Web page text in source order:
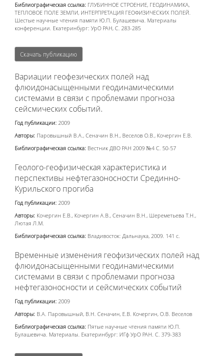
Библиографическая ссылка: ГЛУБИННОЕ СТРОЕНИЕ, ГЕОДИНАМИКА,
ТЕПЛОВОЕ ПОЛЕ ЗЕМЛИ, ИНТЕРПРЕТАЦИЯ ГЕОФИЗИЧЕСКИХ ПОЛЕЙ.
Шестые научные чтения памяти Ю.П. Булашевича. Материалы
конференции. Екатеринбург: УрО РАН, С. 283-285
Скачать публикацию
Вариации геофезических полей над
флюидонасыщенными геодинамическими
системами в связи с проблемами прогноза
сейсмических событий.
Год публикации: 2009
Авторы: Паровышный В.А., Сеначин В.Н., Веселов О.В., Кочергин Е.В.
Библиографическая ссылка: Вестник ДВО РАН 2009 №4 С. 50-57
Геолого-геофизическая характеристика и
перспективы нефтегазоносности Срединно-
Курильского прогиба
Год публикации: 2009
Авторы: Кочергин Е.В., Кочергин А.В., Сеначин В.Н., Шереметьева Т.Н.,
Лютая Л.М.
Библиографическая ссылка: Владивосток: Дальнаука, 2009. 141 с.
Временные изменения геофизических полей над
флюидонасыщенными геодинамическими
системами в связи с проблемами прогноза
нефтегазоносности и сейсмических событий
Год публикации: 2009
Авторы: В.А. Паровышный, В.Н. Сеначин, Е.В. Кочергин, О.В. Веселов
Библиографическая ссылка: Пятые научные чтения памяти Ю.П.
Булашевича. Материалы. Екатеринбург: ИГф УрО РАН. С. 379-383